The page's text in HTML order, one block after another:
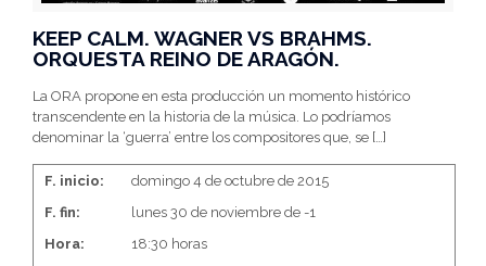
KEEP CALM. WAGNER VS BRAHMS.
ORQUESTA REINO DE ARAGÓN.
La ORA propone en esta producción un momento histórico
transcendente en la historia de la música. Lo podríamos
denominar la ‘guerra’ entre los compositores que, se […]
F. inicio:
domingo 4 de octubre de 2015
F. fin:
lunes 30 de noviembre de -1
Hora:
18:30 horas